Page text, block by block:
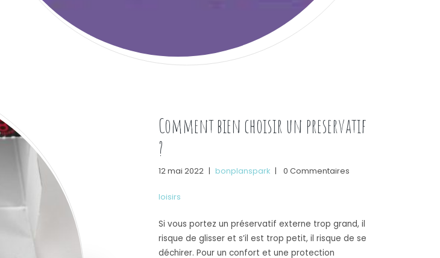
Comment bien choisir un preservatif
?
12 mai 2022 | bonplanspark | 0 Commentaires
loisirs
Si vous portez un préservatif externe trop grand, il
risque de glisser et s’il est trop petit, il risque de se
déchirer. Pour un confort et une protection